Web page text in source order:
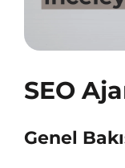
SEO
Genel